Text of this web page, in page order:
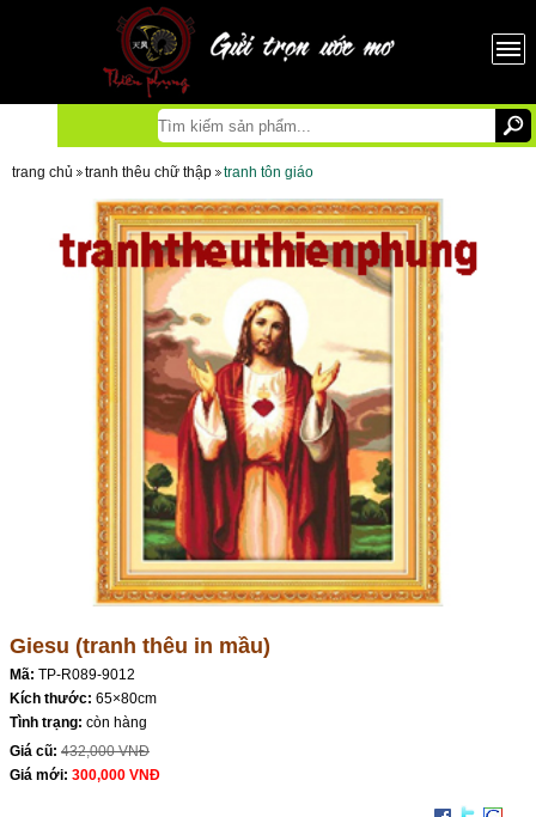
trang chủ tranh thêu chữ thập tranh tôn giáo
Giesu (tranh thêu in mầu)
Mã: TP-R089-9012
Kích thước: 65×80cm
Tình trạng: còn hàng
Giá cũ: 432,000 VNĐ
Giá mới: 300,000 VNĐ